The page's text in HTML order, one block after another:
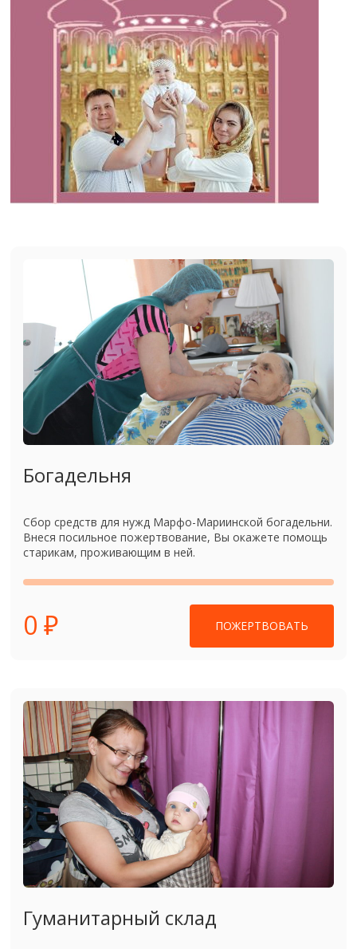
Богадельня
Сбор средств для нужд Марфо-Мариинской богадельни.
Внеся посильное пожертвование, Вы окажете помощь
старикам, проживающим в ней.
0 ₽ ПОЖЕРТВОВАТЬ
Гуманитарный склад